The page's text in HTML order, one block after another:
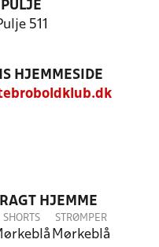
PULJE
511
HJEMMESIDE
HJEMME
SHORTS STRØMPER
Mørkeblå